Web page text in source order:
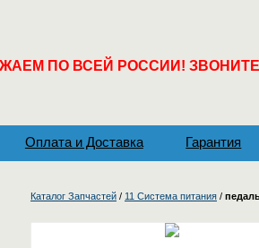
ПО ВСЕЙ РОССИИ!
Оплата и Доставка Гарантия
Каталог Запчастей / 11 Система питания /